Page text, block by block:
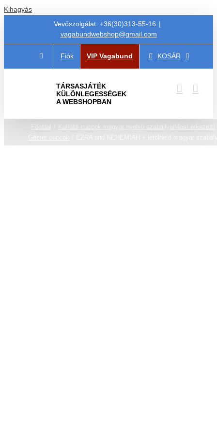
Kihagyás
Vevőszolgálat: +36(30)313-55-16 |
vagabundwebshop@gmail.com
Fiók VIP Vagabund KOSÁR
TÁRSASJÁTÉK
KÜLÖNLEGESSÉGEK
A WEBSHOPBAN
Főoldal Külföldi cuccok magyar nyelvű szabállyal
Most érkezett!
Gémer cuccok
EZRA and NEHEMIAH + letölhető magyar